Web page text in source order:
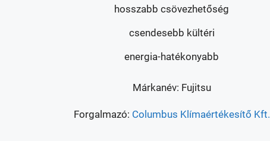
hosszabb csövezhetőség
csendesebb kültéri
energia-hatékonyabb
Márkanév: Fujitsu
Forgalmazó: Columbus Klímaértékesítő Kft.